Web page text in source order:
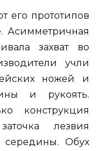
его прототипов
Асимметричная
захват во
учли
ножей и
и рукоять.
конструкция
лезвия
середины. Обух